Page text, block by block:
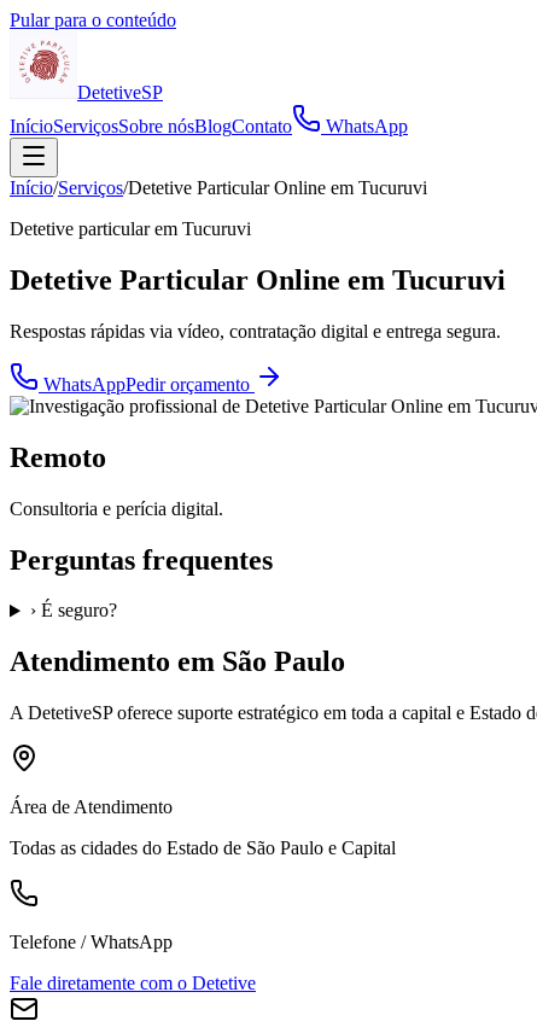
Pular para o conteúdo
DetetiveSP
InícioServiçosSobre nósBlogContato WhatsApp
Início/Serviços/Detetive Particular Online em Tucuruvi
Detetive particular em Tucuruvi
Detetive Particular Online em Tucuruvi
Respostas rápidas via vídeo, contratação digital e entrega segura.
WhatsAppPedir orçamento
Remoto
Consultoria e perícia digital.
Perguntas frequentes
› É seguro?
Atendimento em São Paulo
A DetetiveSPoferece suporte estratégico em toda a capital e Estado
Área de Atendimento
Todas as cidades do Estado de São Paulo e Capital
Telefone / WhatsApp
Fale diretamente com o Detetive